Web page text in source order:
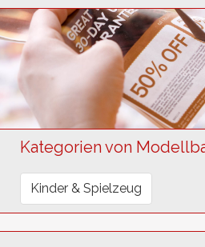
Kategorien von
Kinder & Spielzeug